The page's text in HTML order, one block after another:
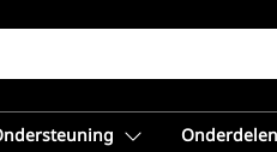
Onderdelen